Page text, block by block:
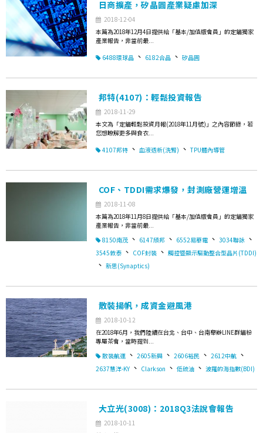
日商擴產，矽晶圓產業疑慮加深
2018-12-04
本篇為2018年12月4日提供給「基本/加值版會員」的定錨獨家
產業報告，非當前最...
6488環球晶 、 6182合晶 、 矽晶圓
邦特(4107)：輕鬆投資報告
2018-11-29
本文為「定錨輕鬆投資月報(2018年11月號)」之內容節錄，若
您想瞭解更多與食衣...
4107邦特 、 血液透析(洗腎) 、 TPU體內導管
COF、TDDI需求爆發，封測廠營運增溫
2018-11-08
本篇為2018年11月8日提供給「基本/加值版會員」的定錨獨家
產業報告，非當前最...
8150南茂 、 6147頎邦 、 6552易華電 、 3034聯詠 、
3545敦泰 、 COF封裝 、 觸控暨顯示驅動整合型晶片(TDDI)
、 新思(Synaptics)
散裝揚帆，成資金避風港
2018-10-12
在2018年6月，我們陸續在台北、台中、台南舉辦LINE群錨粉
專屬茶會，當時提到...
散裝航運 、 2605新興 、 2606裕民 、 2612中航 、
2637慧洋-KY 、 Clarkson 、 低硫油 、 波羅的海指數(BDI)
大立光(3008)：2018Q3法說會報告
2018-10-11